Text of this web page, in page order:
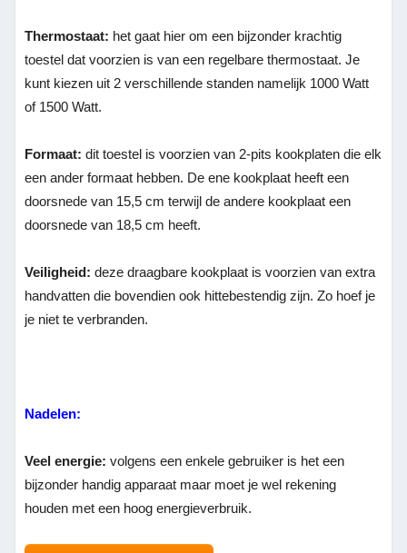
Thermostaat: het gaat hier om een bijzonder krachtig
toestel dat voorzien is van een regelbare thermostaat. Je
kunt kiezen uit 2 verschillende standen namelijk 1000 Watt
of 1500 Watt.
Formaat: dit toestel is voorzien van 2-pits kookplaten die elk
een ander formaat hebben. De ene kookplaat heeft een
doorsnede van 15,5 cm terwijl de andere kookplaat een
doorsnede van 18,5 cm heeft.
Veiligheid: deze draagbare kookplaat is voorzien van extra
handvatten die bovendien ook hittebestendig zijn. Zo hoef je
je niet te verbranden.
Nadelen:
Veel energie: volgens een enkele gebruiker is het een
bijzonder handig apparaat maar moet je wel rekening
houden met een hoog energieverbruik.